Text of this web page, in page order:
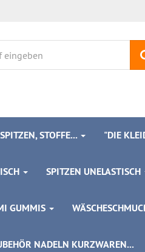
STOFFE... "DIE
SPITZEN UNELASTISCH
GUMMIS
NADELN KURZWAREN...